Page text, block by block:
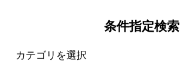
条件指定検索
カテゴリを選択